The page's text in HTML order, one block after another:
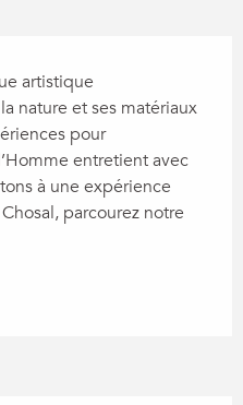
artistique
nature et ses matériaux
pour
entretient avec
à une expérience
parcourez notre